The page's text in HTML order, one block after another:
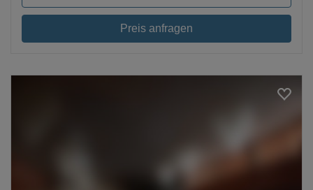
Preis anfragen